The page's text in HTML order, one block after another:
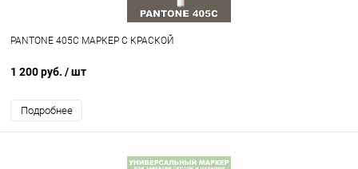
PANTONE 405C МАРКЕР С КРАСКОЙ
1 200 руб. / шт
Подробнее